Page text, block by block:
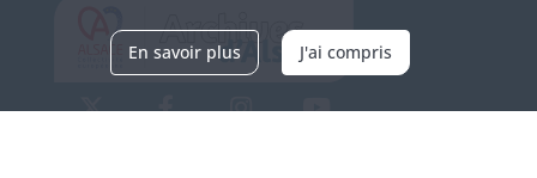
En savoir plus J'ai compris